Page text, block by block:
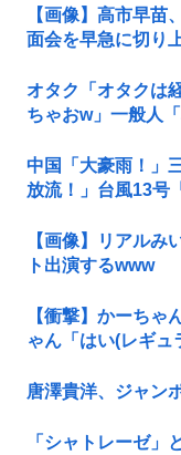
【画像】高市早苗
面会を早急に切り
オタク「オタクは
ちゃおw」一般人
中国「大豪雨！」
放流！」台風13号
【画像】リアルみ
ト出演するwww
【衝撃】かーちゃ
ゃん「はい(レギ
唐澤貴洋、ジャン
「シャトレーゼ」